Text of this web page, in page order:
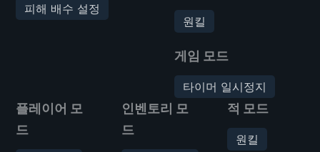
피해 배수 설정
원킬
게임 모드
타이머 일시정지
플레이어 모
드
인벤토리 모
드
적 모드
원킬